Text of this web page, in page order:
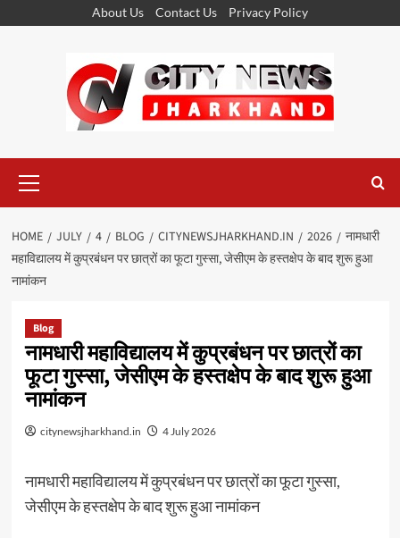
About Us Contact Us Privacy Policy
Menu
HOME JULY 4 BLOG CITYNEWSJHARKHAND.IN 2026
नामधारी
महाविद्यालय में कुप्रबंधन पर छात्रों का फूटा गुस्सा, जेसीएम के हस्तक्षेप के बाद शुरू हुआ
नामांकन
Blog
नामधारी महाविद्यालय में कुप्रबंधन पर छात्रों का
फूटा गुस्सा, जेसीएम के हस्तक्षेप के बाद शुरू हुआ
नामांकन
citynewsjharkhand.in 4 July 2026
नामधारी महाविद्यालय में कुप्रबंधन पर छात्रों का फूटा गुस्सा,
जेसीएम के हस्तक्षेप के बाद शुरू हुआ नामांकन